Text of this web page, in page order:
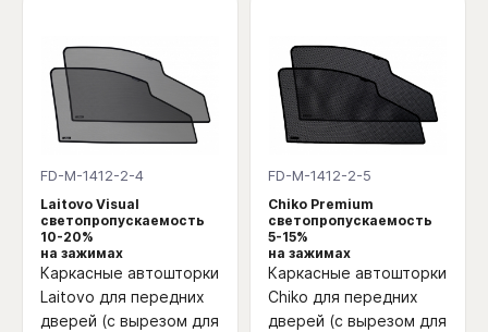
FD-M-1412-2-4
Laitovo Visual
светопропускаемость
10-20%
на зажимах
Каркасные автошторки
Laitovo для передних
дверей (с вырезом для
FD-M-1412-2-5
Chiko Premium
светопропускаемость
5-15%
на зажимах
Каркасные автошторки
Chiko для передних
дверей (с вырезом для